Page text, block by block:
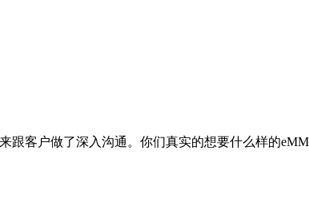
客户做了深入沟通。你们真实的想要什么样的